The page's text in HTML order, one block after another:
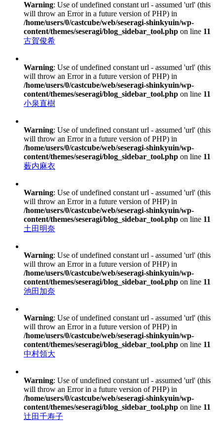
Warning: Use of undefined constant url - assumed 'url' (this
will throw an Error in a future version of PHP) in
/home/users/0/castcube/web/seseragi-shinkyuin/wp-
content/themes/seseragi/blog_sidebar_tool.php on line 11
古賀俊希
Warning: Use of undefined constant url - assumed 'url' (this
will throw an Error in a future version of PHP) in
/home/users/0/castcube/web/seseragi-shinkyuin/wp-
content/themes/seseragi/blog_sidebar_tool.php on line 11
小泉直樹
Warning: Use of undefined constant url - assumed 'url' (this
will throw an Error in a future version of PHP) in
/home/users/0/castcube/web/seseragi-shinkyuin/wp-
content/themes/seseragi/blog_sidebar_tool.php on line 11
薮内麻衣
Warning: Use of undefined constant url - assumed 'url' (this
will throw an Error in a future version of PHP) in
/home/users/0/castcube/web/seseragi-shinkyuin/wp-
content/themes/seseragi/blog_sidebar_tool.php on line 11
土田明奈
Warning: Use of undefined constant url - assumed 'url' (this
will throw an Error in a future version of PHP) in
/home/users/0/castcube/web/seseragi-shinkyuin/wp-
content/themes/seseragi/blog_sidebar_tool.php on line 11
池田加奈
Warning: Use of undefined constant url - assumed 'url' (this
will throw an Error in a future version of PHP) in
/home/users/0/castcube/web/seseragi-shinkyuin/wp-
content/themes/seseragi/blog_sidebar_tool.php on line 11
中村領大
Warning: Use of undefined constant url - assumed 'url' (this
will throw an Error in a future version of PHP) in
/home/users/0/castcube/web/seseragi-shinkyuin/wp-
content/themes/seseragi/blog_sidebar_tool.php on line 11
辻田千寿子